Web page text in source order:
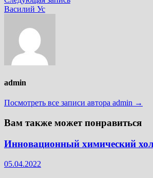
записям
Василий Ус
admin
Посмотреть все записи автора admin →
Вам также может понравиться
Инновационный химический
05.04.2022